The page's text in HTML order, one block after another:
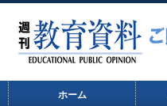
ホーム